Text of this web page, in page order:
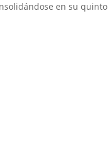
en su quinto